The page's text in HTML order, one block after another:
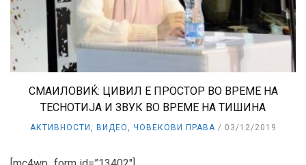
СМАИЛОВИЌ: ЦИВИЛ Е ПРОСТОР ВО ВРЕМЕ НА
ТЕСНОТИЈА И ЗВУК ВО ВРЕМЕ НА ТИШИНА
АКТИВНОСТИ , ВИДЕО, ЧОВЕКОВИ ПРАВА 03/12/2019